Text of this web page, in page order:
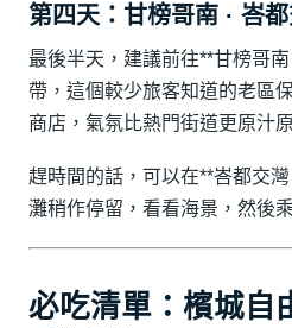
第四天：甘榜哥南 · 峇
最後半天，建議前往**甘榜哥
帶，這個較少旅客知道的老區
商店，氣氛比熱門街道更原汁
趕時間的話，可以在**峇都交
灘稍作停留，看看海景，然後
必吃清單：檳城自